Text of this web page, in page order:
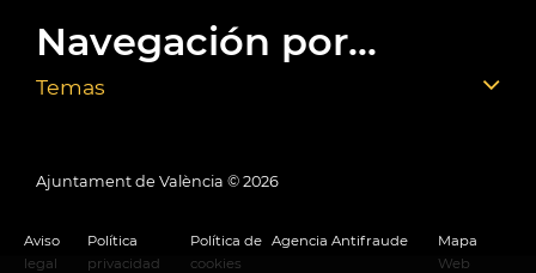
Navegación por...
Temas
Ajuntament de València © 2026
Aviso
legal
Política
privacidad
Política de
cookies
Agencia Antifraude
Mapa
Web